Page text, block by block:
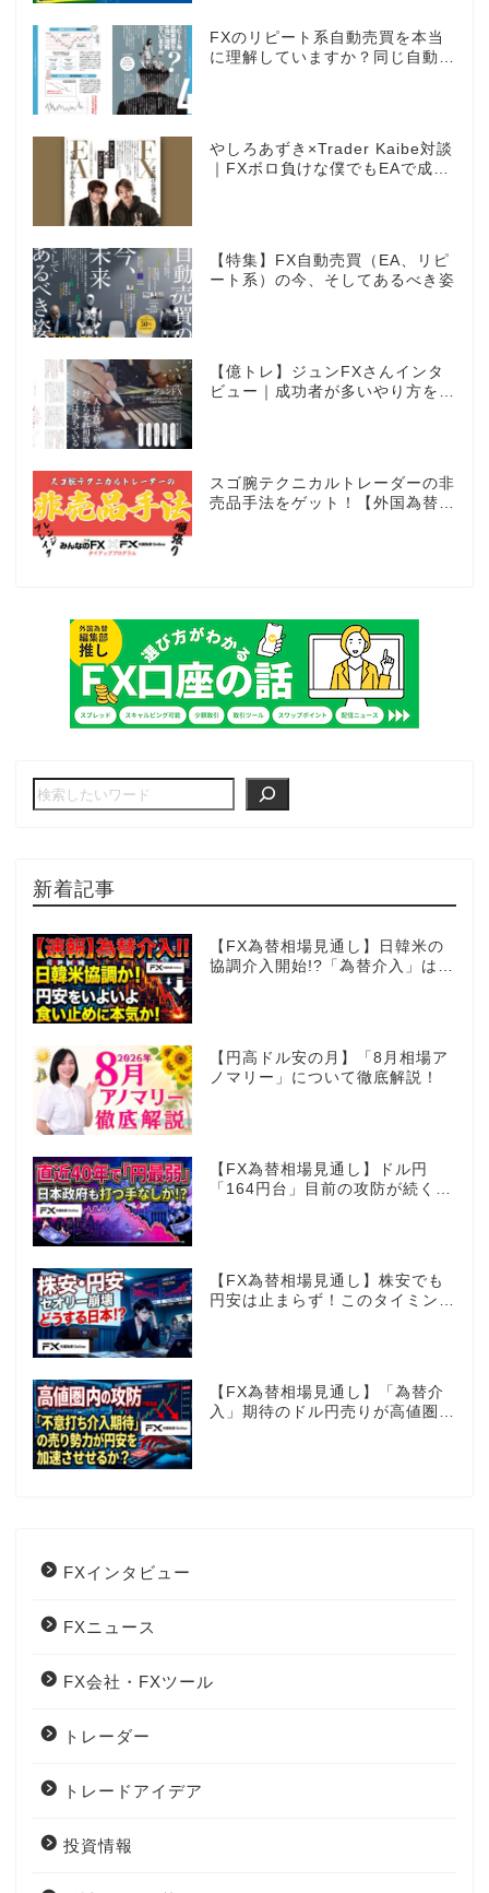
FXのリピート系自動売買を本当
に理解していますか？同じ自動売
やしろあずき×Trader Kaibe対談
｜FXボロ負けな僕でもEAで成り
【特集】FX自動売買（EA、リピ
ート系）の今、そしてあるべき姿
【億トレ】ジュンFXさんインタ
ビュー｜成功者が多いやり方を選
スゴ腕テクニカルトレーダーの非
売品手法をゲット！【外国為替×
新着記事
【FX為替相場見通し】日韓米の
協調介入開始!?「為替介入」はコ
【円高ドル安の月】「8月相場ア
ノマリー」について徹底解説！
【FX為替相場見通し】ドル円
「164円台」目前の攻防が続く！
【FX為替相場見通し】株安でも
円安は止まらず！このタイミング
【FX為替相場見通し】「為替介
入」期待のドル円売りが高値圏を
FXインタビュー
FXニュース
FX会社・FXツール
トレーダー
トレードアイデア
投資情報